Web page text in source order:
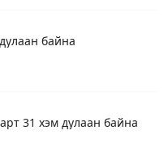
байна
31 хэм дулаан байна